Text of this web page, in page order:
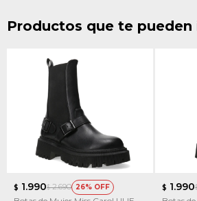
Productos que te pueden
$ 1.990$ 2.690 26 $ 1.990